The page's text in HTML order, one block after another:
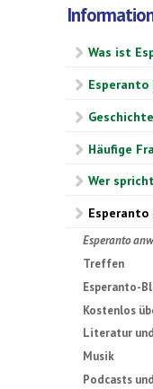
Was ist
Häufige
Wer
Esperanto
Esperanto
Treffen
Esperanto-
Kostenlos
Literatur
Musik
Podcasts